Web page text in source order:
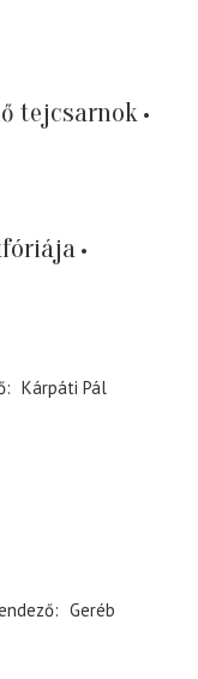
tejcsarnok
Kárpáti Pál
Geréb